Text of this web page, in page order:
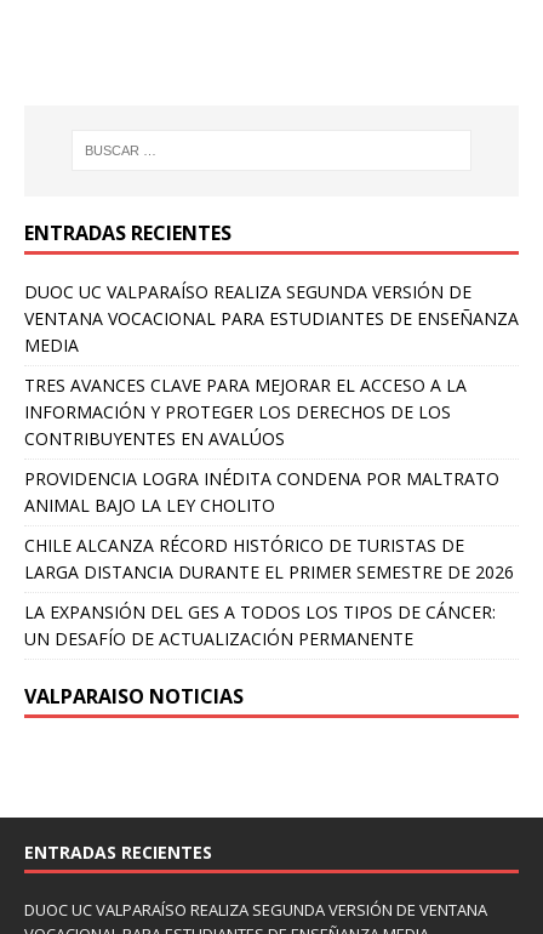
ENTRADAS RECIENTES
DUOC UC VALPARAÍSO REALIZA SEGUNDA VERSIÓN DE
VENTANA VOCACIONAL PARA ESTUDIANTES DE ENSEÑANZA
MEDIA
TRES AVANCES CLAVE PARA MEJORAR EL ACCESO A LA
INFORMACIÓN Y PROTEGER LOS DERECHOS DE LOS
CONTRIBUYENTES EN AVALÚOS
PROVIDENCIA LOGRA INÉDITA CONDENA POR MALTRATO
ANIMAL BAJO LA LEY CHOLITO
CHILE ALCANZA RÉCORD HISTÓRICO DE TURISTAS DE
LARGA DISTANCIA DURANTE EL PRIMER SEMESTRE DE 2026
LA EXPANSIÓN DEL GES A TODOS LOS TIPOS DE CÁNCER:
UN DESAFÍO DE ACTUALIZACIÓN PERMANENTE
VALPARAISO NOTICIAS
ENTRADAS RECIENTES
DUOC UC VALPARAÍSO REALIZA SEGUNDA VERSIÓN DE VENTANA